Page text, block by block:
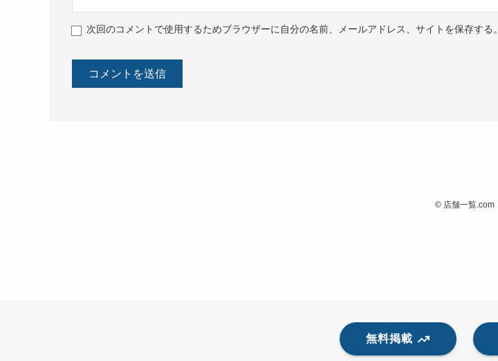
次回のコメントで使用するためブラウザーに自分の名前、メールアドレス、サイトを保存する。
© 店舗一覧.com
無料掲載